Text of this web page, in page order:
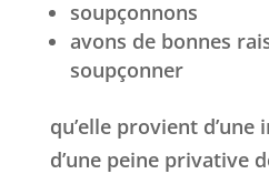
soupçonnons
avons de bonnes
soupçonner
qu’elle provient
d’une peine privative